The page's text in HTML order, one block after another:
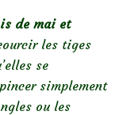
de mai et
les tiges
se
simplement
ou les